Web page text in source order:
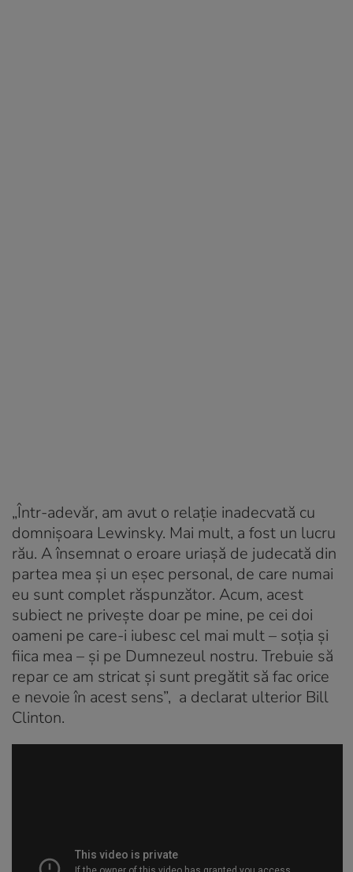
„Într-adevăr, am avut o relaţie inadecvată cu
domnişoara Lewinsky. Mai mult, a fost un lucru
rău. A însemnat o eroare uriaşă de judecată din
partea mea şi un eşec personal, de care numai
eu sunt complet răspunzător. Acum, acest
subiect ne priveşte doar pe mine, pe cei doi
oameni pe care-i iubesc cel mai mult – soţia şi
fiica mea – şi pe Dumnezeul nostru. Trebuie să
repar ce am stricat şi sunt pregătit să fac orice
e nevoie în acest sens”, a declarat ulterior Bill
Clinton.